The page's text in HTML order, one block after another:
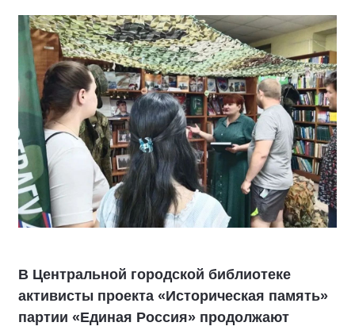
В Центральной городской библиотеке
активисты проекта «Историческая память»
партии «Единая Россия» продолжают